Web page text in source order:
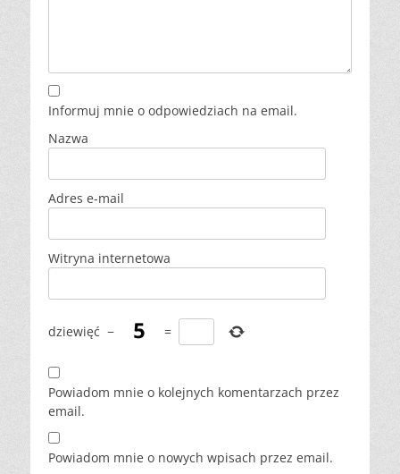
Informuj mnie o odpowiedziach na email.
Nazwa
Adres e-mail
Witryna internetowa
dziewięć − =
Powiadom mnie o kolejnych komentarzach przez
email.
Powiadom mnie o nowych wpisach przez email.